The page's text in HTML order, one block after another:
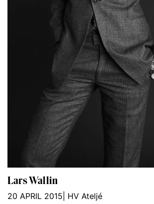
Lars Wallin
20 APRIL 2015 HV Ateljé